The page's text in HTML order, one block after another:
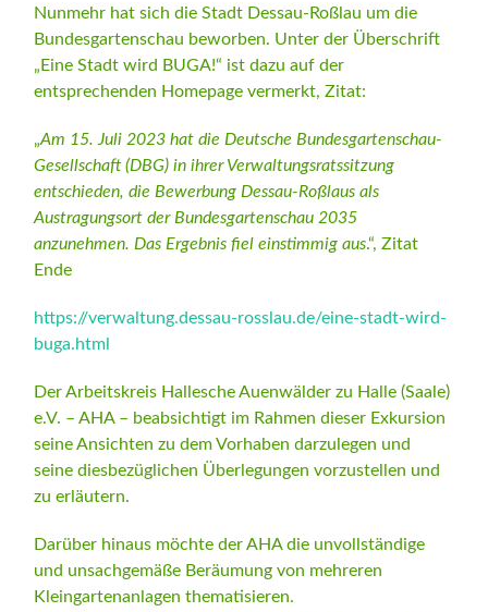
Nunmehr hat sich die Stadt Dessau-Roßlau um die
Bundesgartenschau beworben. Unter der Überschrift
„Eine Stadt wird BUGA!“ ist dazu auf der
entsprechenden Homepage vermerkt, Zitat:
„Am 15. Juli 2023 hat die Deutsche Bundesgartenschau-
Gesellschaft (DBG) in ihrer Verwaltungsratssitzung
entschieden, die Bewerbung Dessau-Roßlaus als
Austragungsort der Bundesgartenschau 2035
anzunehmen. Das Ergebnis fiel einstimmig aus.“, Zitat
Ende
https://verwaltung.dessau-rosslau.de/eine-stadt-wird-
buga.html
Der Arbeitskreis Hallesche Auenwälder zu Halle (Saale)
e.V. – AHA – beabsichtigt im Rahmen dieser Exkursion
seine Ansichten zu dem Vorhaben darzulegen und
seine diesbezüglichen Überlegungen vorzustellen und
zu erläutern.
Darüber hinaus möchte der AHA die unvollständige
und unsachgemäße Beräumung von mehreren
Kleingartenanlagen thematisieren.